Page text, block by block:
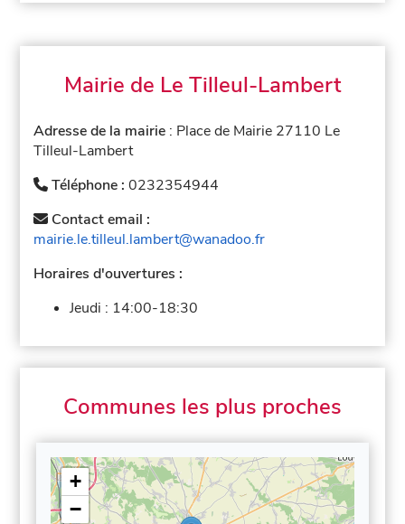
Mairie de Le Tilleul-Lambert
Adresse de la mairie : Place de Mairie 27110 Le
Tilleul-Lambert
Téléphone :0232354944
Contact email :
mairie.le.tilleul.lambert@wanadoo.fr
Horaires d'ouvertures :
Jeudi : 14:00-18:30
Communes les plus proches
+
−